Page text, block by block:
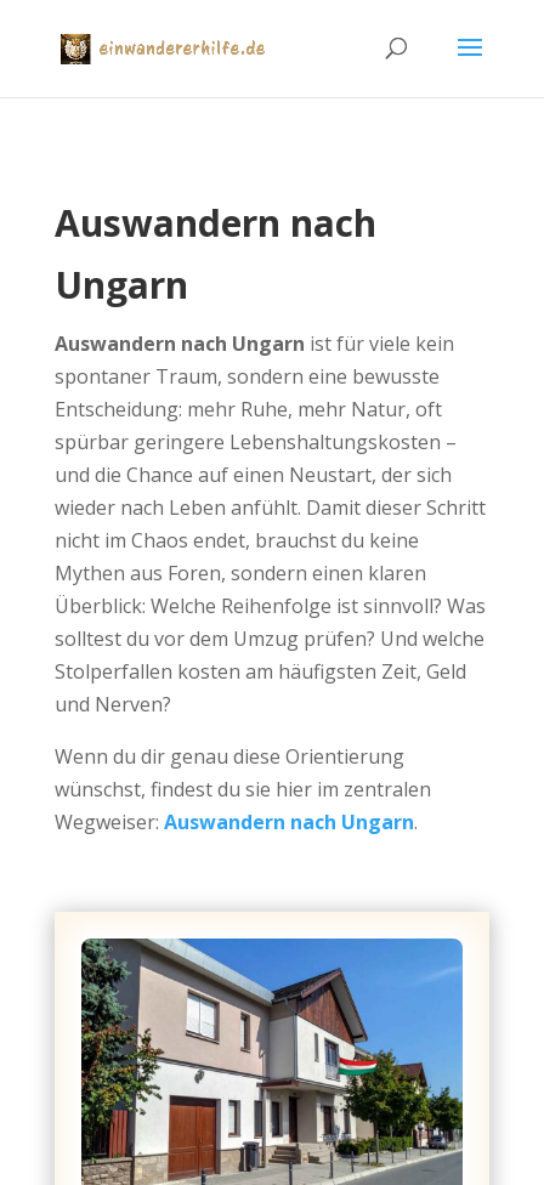
Auswandern nach
Ungarn
Auswandern nach Ungarn ist für viele kein
spontaner Traum, sondern eine bewusste
Entscheidung: mehr Ruhe, mehr Natur, oft
spürbar geringere Lebenshaltungskosten –
und die Chance auf einen Neustart, der sich
wieder nach Leben anfühlt. Damit dieser Schritt
nicht im Chaos endet, brauchst du keine
Mythen aus Foren, sondern einen klaren
Überblick: Welche Reihenfolge ist sinnvoll? Was
solltest du vor dem Umzug prüfen? Und welche
Stolperfallen kosten am häufigsten Zeit, Geld
und Nerven?
Wenn du dir genau diese Orientierung
wünschst, findest du sie hier im zentralen
Wegweiser: Auswandern nach Ungarn.